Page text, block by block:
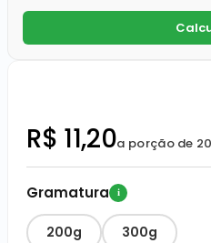
R$ 11,20a porção de
Gramatura i
200g 300g